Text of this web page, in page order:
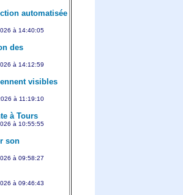
automatisée
à 14:40:05
des
à 14:12:59
visibles
à 11:19:10
à Tours
à 10:55:55
son
à 09:58:27
à 09:46:43